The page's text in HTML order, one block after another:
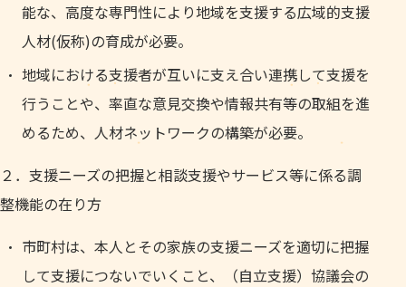
能な、高度な専門性により地域を支援する広域的支援
人材(仮称)の育成が必要。
地域における支援者が互いに支え合い連携して支援を
行うことや、率直な意見交換や情報共有等の取組を進
めるため、人材ネットワークの構築が必要。
２．支援ニーズの把握と相談支援やサービス等に係る調
整機能の在り方
市町村は、本人とその家族の支援ニーズを適切に把握
して支援につないでいくこと、（自立支援）協議会の